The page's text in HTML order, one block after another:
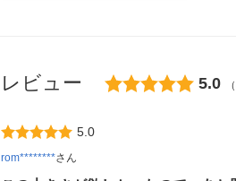
レビュー 5.0
5.0
rom********さん